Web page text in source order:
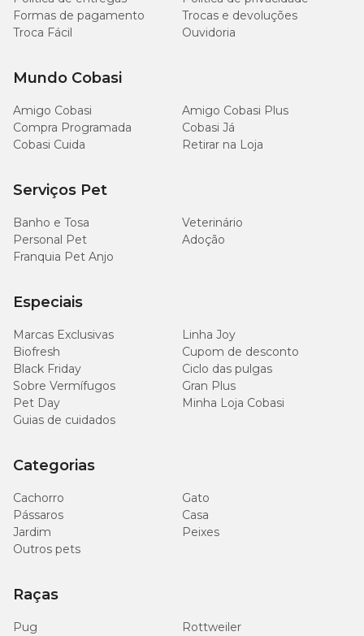
Proteína Bruta (mín.)
Extrato Etéreo (mín.)
Matéria Mineral (máx.)
Matéria Fibrosa (máx.)
Cálcio (máx.)
mg/kg
Sódio (mín.)
Formas de pagamento
Trocas e devoluções
Troca Fácil
Ouvidoria
Mundo Cobasi
Amigo Cobasi
Amigo Cobasi Plus
Compra Programada
Cobasi Já
Cobasi Cuida
Retirar na Loja
Serviços Pet
Banho e Tosa
Veterinário
Personal Pet
Adoção
Franquia Pet Anjo
Especiais
Marcas Exclusivas
Linha Joy
Biofresh
Cupom de desconto
Black Friday
Ciclo das pulgas
Sobre Vermífugos
Gran Plus
Pet Day
Minha Loja Cobasi
Guias de cuidados
Categorias
Cachorro
Gato
Pássaros
Casa
Jardim
Peixes
Outros pets
Raças
Pug
Rottweiler